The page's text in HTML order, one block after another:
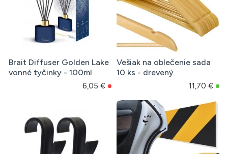
Brait Diffuser Golden Lake
vonné tyčinky - 100ml
6,05 €
Vešiak na oblečenie sada
10 ks - drevený
11,70 €